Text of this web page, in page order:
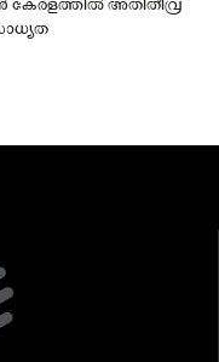
കേരളത്തിൽ അതിതീവ്ര